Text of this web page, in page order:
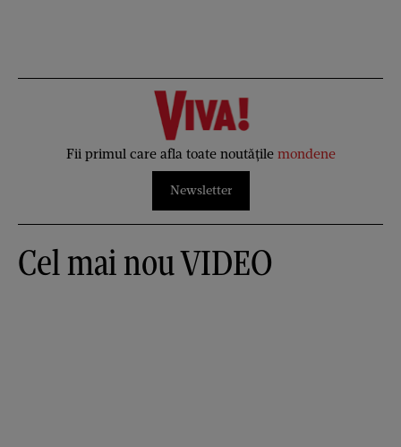
Fii primul care afla toate noutățile mondene
Newsletter
Cel mai nou VIDEO